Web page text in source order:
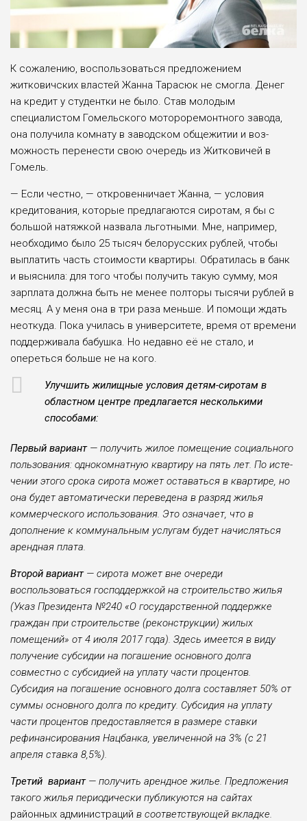
К сожалению, воспользоваться предложением
житковичских властей Жанна Тарасюк не смогла. Денег
на кредит у студентки не было. Став моло­дым
специалистом Гомельского мото­роремонтного завода,
она получила комнату в заводском общежитии и воз­
можность перенести свою очередь из Житковичей в
Гомель.
— Если честно, — откровенничает Жанна, — условия
кредитования, кото­рые предлагаются сиротам, я бы с
боль­шой натяжкой назвала льготными. Мне, например,
необходимо было 25 тысяч белорусских рублей, чтобы
выплатить часть стоимости квартиры. Обратилась в банк
и выяснила: для того чтобы полу­чить такую сумму, моя
зарплата должна быть не менее полторы тысячи рублей в
месяц. А у меня она в три раза меньше. И помощи ждать
неоткуда. Пока учи­лась в университете, время от времени
поддерживала бабушка. Но недавно её не стало, и
опереться больше не на кого.
Улучшить жилищные условия детям-сиротам в
областном центре предлагается несколь­кими
способами:
Первый вариант— получить жилое помещение социально­го
пользования: однокомнатную кварти­ру на пять лет. По исте­
чении этого срока сирота может оставаться в квар­тире, но
она будет автома­тически переведена в раз­ряд жилья
коммерческого использования. Это озна­чает, что в
дополнение к коммунальным услугам будет начисляться
аренд­ная плата.
Второй вариант— сирота мо­жет вне очереди
воспользоваться господдержкой на строительство жилья
(Указ Президен­та №240 «О государственной поддерж­ке
граждан при строительстве (рекон­струкции) жилых
помещений» от 4 июля 2017 года). Здесь имеется в виду
полу­чение субсидии на погашение основ­ного долга
совместно с субсидией на уплату части процентов.
Субсидия на погашение основного долга составляет 50% от
суммы основного долга по кре­диту. Субсидия на уплату
части процен­тов предоставляется в размере став­ки
рефинансирования Нацбанка, уве­личенной на 3% (с 21
апреля ставка 8,5%).
Третий вариант— получить аренд­ное жилье. Предложения
такого жилья периодически пу­бликуются на сайтах
районных администраций в соответствующей вкладке.